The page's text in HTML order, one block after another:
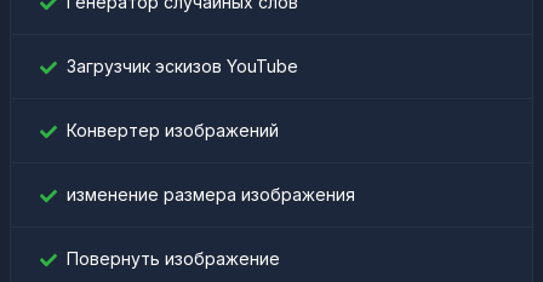
Загрузчик эскизов YouTube
Конвертер изображений
изменение размера изображения
Повернуть изображение